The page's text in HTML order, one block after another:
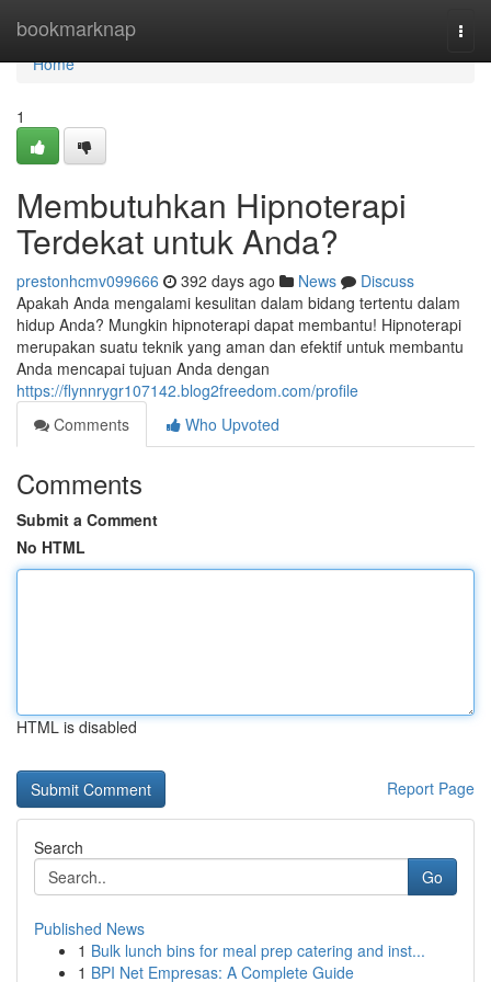
bookmarknap
Home
Home
1
Membutuhkan Hipnoterapi
Terdekat untuk Anda?
prestonhcmv099666 392 days ago News
Discuss
Apakah Anda mengalami kesulitan dalam bidang tertentu dalam
hidup Anda? Mungkin hipnoterapi dapat membantu! Hipnoterapi
merupakan suatu teknik yang aman dan efektif untuk membantu
Anda mencapai tujuan Anda dengan
https://flynnrygr107142.blog2freedom.com/profile
Comments
Who Upvoted
Comments
Submit a Comment
No HTML
HTML is disabled
Report Page
Search
Go
Published News
1 Bulk lunch bins for meal prep catering and inst...
1 BPI Net Empresas: A Complete Guide